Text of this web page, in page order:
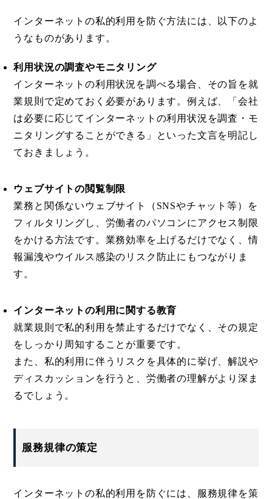
インターネットの私的利用を防ぐ方法には、以下のよ
うなものがあります。
利用状況の調査やモニタリング
インターネットの利用状況を調べる場合、その旨を就
業規則で定めておく必要があります。例えば、「会社
は必要に応じてインターネットの利用状況を調査・モ
ニタリングすることができる」といった文言を明記し
ておきましょう。
ウェブサイトの閲覧制限
業務と関係ないウェブサイト（SNSやチャット等）を
フィルタリングし、労働者のパソコンにアクセス制限
をかける方法です。業務効率を上げるだけでなく、情
報漏洩やウイルス感染のリスク防止にもつながりま
す。
インターネットの利用に関する教育
就業規則で私的利用を禁止するだけでなく、その規定
をしっかり周知することが重要です。
また、私的利用に伴うリスクを具体的に挙げ、解説や
ディスカッションを行うと、労働者の理解がより深ま
るでしょう。
服務規律の策定
インターネットの私的利用を防ぐには、服務規律を策